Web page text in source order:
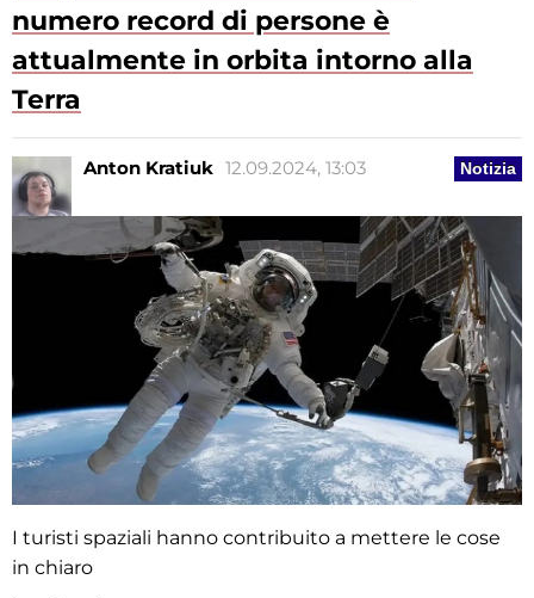
numero record di persone è
attualmente in orbita intorno alla
Terra
Notizia
Anton Kratiuk 12.09.2024, 13:03
I turisti spaziali hanno contribuito a mettere le cose
in chiaro